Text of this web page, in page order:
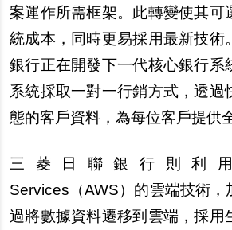
案運作所需框架。此轉變使其可
統成本，同時更易採用最新技術
銀行正在開發下一代核心銀行系
系統採取一對一行銷方式，透過
態的客戶資料，為每位客戶提供
三菱日聯銀行則利用
Services（AWS）的雲端技術，
過將數據資料遷移到雲端，採用